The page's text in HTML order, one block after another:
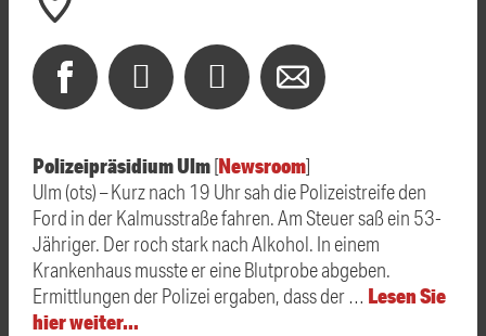
Polizeipräsidium Ulm[Newsroom]
Ulm (ots) – Kurz nach 19 Uhr sah die Polizeistreife den
Ford in der Kalmusstraße fahren. Am Steuer saß ein 53-
Jähriger. Der roch stark nach Alkohol. In einem
Krankenhaus musste er eine Blutprobe abgeben.
Ermittlungen der Polizei ergaben, dass der … Lesen Sie
hier weiter…